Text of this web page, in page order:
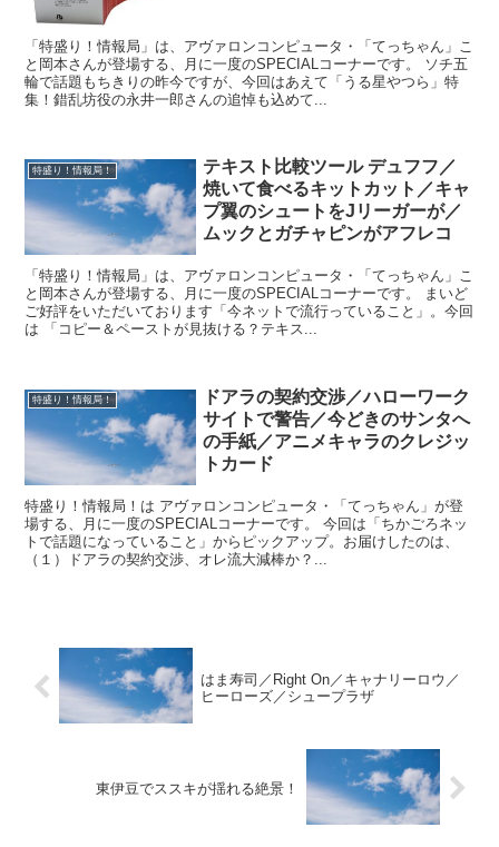
「特盛り！情報局」は、アヴァロンコンピュータ・「てっちゃん」こ
と岡本さんが登場する、月に一度のSPECIALコーナーです。 ソチ五
輪で話題もちきりの昨今ですが、今回はあえて「うる星やつら」特
集！錯乱坊役の永井一郎さんの追悼も込めて...
特盛り！情報局！
テキスト比較ツール デュフフ／
焼いて食べるキットカット／キャ
プ翼のシュートをJリーガーが／
ムックとガチャピンがアフレコ
「特盛り！情報局」は、アヴァロンコンピュータ・「てっちゃん」こ
と岡本さんが登場する、月に一度のSPECIALコーナーです。 まいど
ご好評をいただいております「今ネットで流行っていること」。今回
は 「コピー＆ペーストが見抜ける？テキス...
特盛り！情報局！
ドアラの契約交渉／ハローワーク
サイトで警告／今どきのサンタへ
の手紙／アニメキャラのクレジッ
トカード
特盛り！情報局！は アヴァロンコンピュータ・「てっちゃん」が登
場する、月に一度のSPECIALコーナーです。 今回は「ちかごろネッ
トで話題になっていること」からピックアップ。お届けしたのは、
（１）ドアラの契約交渉、オレ流大減棒か？...
はま寿司／Right On／キャナリーロウ／
ヒーローズ／シュープラザ
東伊豆でススキが揺れる絶景！